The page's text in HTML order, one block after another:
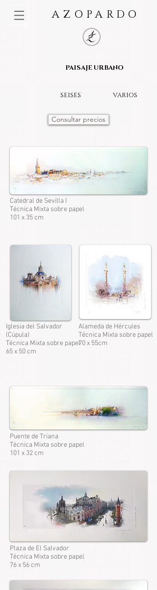
AZOPARDO
PAISAJE URBANO
SEISES VARIOS
Plaza de El Salvador
Técnica Mixta sobre papel
76 x 56 cm
Alameda de Hércules
Técnica Mixta sobre papel
70 x 55cm
Iglesia del Salvador
(Cúpula)
Técnica Mixta sobre papel
65 x 50 cm
Puente de Triana
Técnica Mixta sobre papel
101 x 32 cm
Catedral de Sevilla I
Técnica Mixta sobre papel
101 x 35 cm
Consultar precios